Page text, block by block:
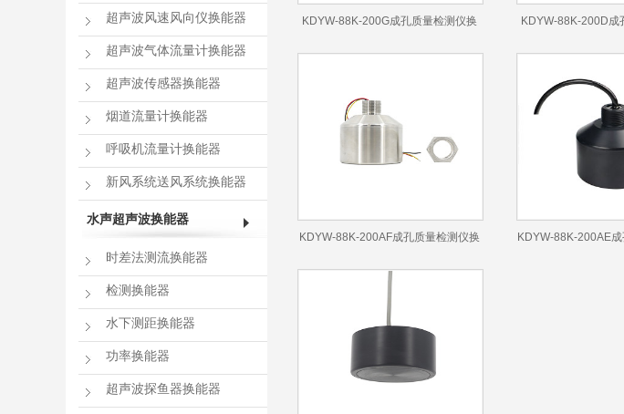
KDYW-88K-200G成孔质量检测仪换 KDYW-88K-200D成
KDYW-88K-200AF成孔质量检测仪换 KDYW-88K-200AE
超声波风速风向仪换能器
超声波气体流量计换能器
超声波传感器换能器
烟道流量计换能器
呼吸机流量计换能器
新风系统送风系统换能器
水声超声波换能器
时差法测流换能器
检测换能器
水下测距换能器
功率换能器
超声波探鱼器换能器